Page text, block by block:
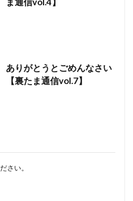
ありがとうとごめんなさい
【裏たま通信vol.7】
さい。